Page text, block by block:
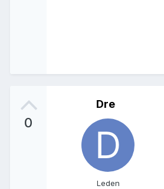
0
Dre
Leden